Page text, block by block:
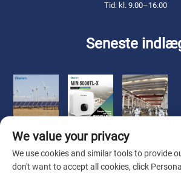
Tid: kl. 9.00–16.00
Seneste
We value your privacy
We use cookies and similar tools to provide
don't want to accept all cookies, click